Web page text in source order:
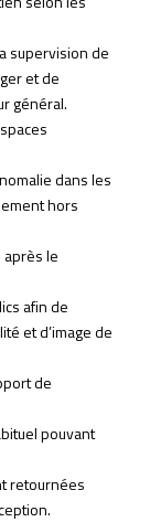
supervision de
et de
général.
dans les
hors
le
afin de
et d’image de
de
pouvant
retournées